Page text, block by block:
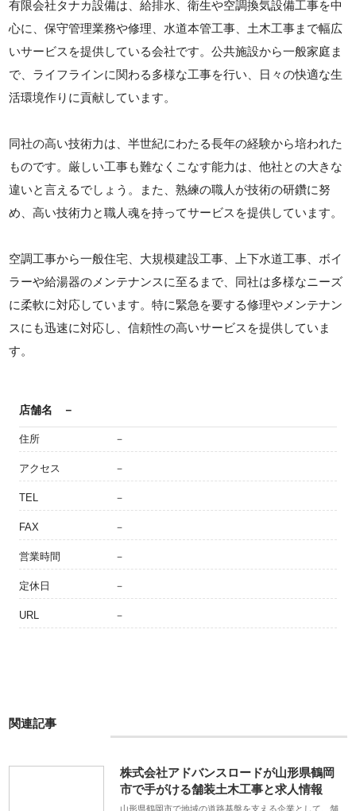
有限会社タナカ設備は、給排水、衛生や空調換気設備工事を中
心に、保守管理業務や修理、水道本管工事、土木工事まで幅広
いサービスを提供している会社です。公共施設から一般家庭ま
で、ライフラインに関わる多様な工事を行い、日々の快適な生
活環境作りに貢献しています。
同社の高い技術力は、半世紀にわたる長年の経験から培われた
ものです。厳しい工事も難なくこなす能力は、他社との大きな
違いと言えるでしょう。また、熟練の職人が技術の研鑽に努
め、高い技術力と職人魂を持ってサービスを提供しています。
空調工事から一般住宅、大規模建設工事、上下水道工事、ボイ
ラーや給湯器のメンテナンスに至るまで、同社は多様なニーズ
に柔軟に対応しています。特に緊急を要する修理やメンテナン
スにも迅速に対応し、信頼性の高いサービスを提供していま
す。
店舗名 －
住所 －
アクセス －
TEL －
FAX －
営業時間 －
定休日 －
URL －
関連記事
株式会社アドバンスロードが山形県鶴岡
市で手がける舗装土木工事と求人情報
山形県鶴岡市で地域の道路基盤を支える企業として、舗